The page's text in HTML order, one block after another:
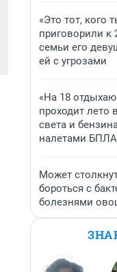
«Это тот, кого
приговорили к
семьи его
ей с угрозами
«На 18
проходит лето
света и
налетами БПЛА
Может
бороться с
болезнями